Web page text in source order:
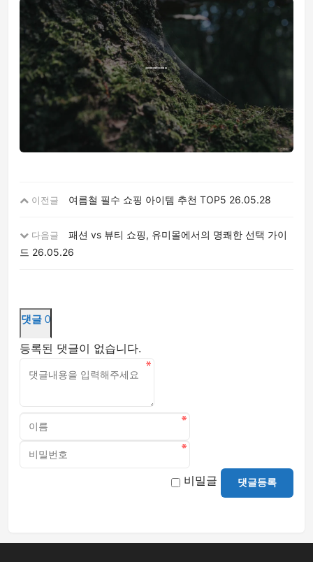
이전글 여름철 필수 쇼핑 아이템 추천 TOP5 26.05.28
다음글
패션 vs 뷰티 쇼핑, 유미몰에서의 명쾌한 선택 가이
드 26.05.26
댓글 0
등록된 댓글이 없습니다.
비밀글 댓글등록